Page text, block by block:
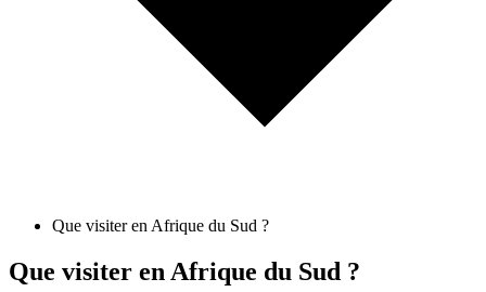
Que visiter en Afrique du Sud ?
Que visiter en Afrique du Sud ?